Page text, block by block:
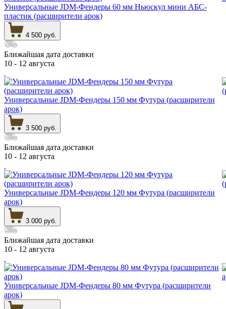
Универсальные JDM-Фендеры 60 мм Ньюскул мини АБС-
пластик (расширители арок)
4 500 руб.
Ближайшая дата доставки
10 - 12 августа
Универсальные JDM-Фендеры 150 мм Футура (расширители
арок)
3 500 руб.
Ближайшая дата доставки
10 - 12 августа
Универсальные JDM-Фендеры 120 мм Футура (расширители
арок)
3 000 руб.
Ближайшая дата доставки
10 - 12 августа
Универсальные JDM-Фендеры 80 мм Футура (расширители
арок)